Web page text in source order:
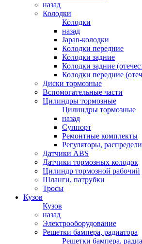
назад
Колодки
Колодки
назад
Japan-колодки
Колодки передние
Колодки задние
Колодки задние
Колодки передние
Диски тормозные
Вспомогательные части
Цилиндры тормозные
Цилиндры тормозные
назад
Суппорт
Ремонтные комплекты
Регуляторы,
Датчики ABS
Датчики тормозных колодок
Цилиндр тормозной рабочий
Шланги, патрубки
Тросы
Кузов
Кузов
назад
Электрооборудование
Решетки бампера, радиатора
Решетки бампера,